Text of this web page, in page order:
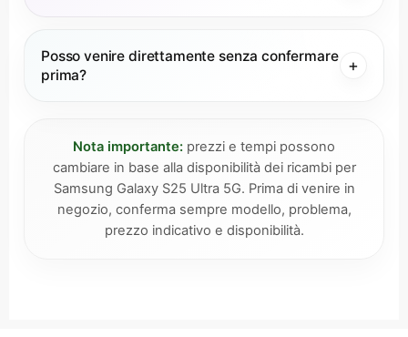
Posso venire direttamente senza confermare
prima?
Nota importante: prezzi e tempi possono
cambiare in base alla disponibilità dei ricambi per
Samsung Galaxy S25 Ultra 5G. Prima di venire in
negozio, conferma sempre modello, problema,
prezzo indicativo e disponibilità.